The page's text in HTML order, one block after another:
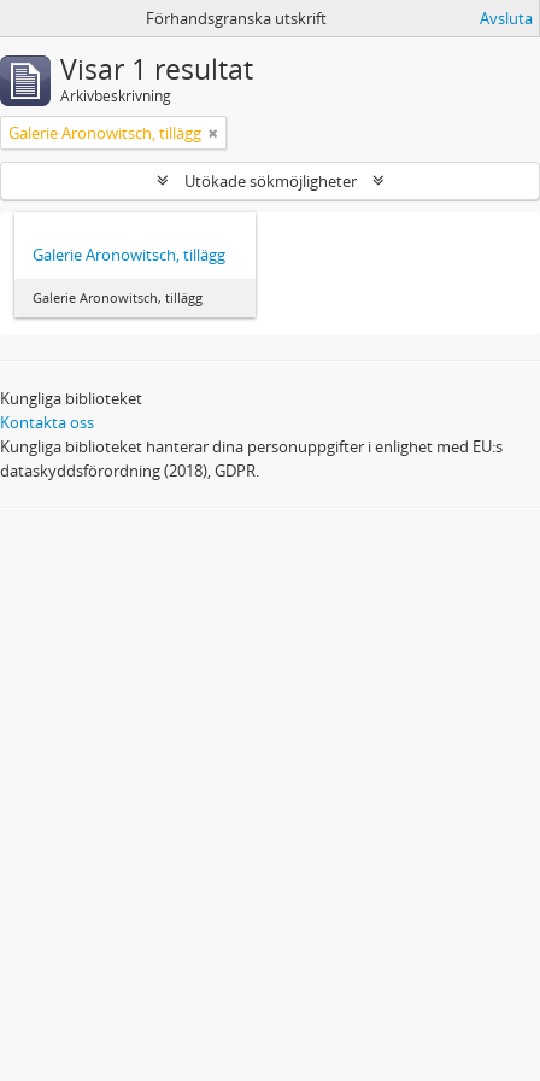
Förhandsgranska utskrift Avsluta
Visar 1 resultat
Arkivbeskrivning
Galerie Aronowitsch, tillägg
Utökade sökmöjligheter
Galerie Aronowitsch, tillägg
Galerie Aronowitsch, tillägg
Kungliga biblioteket
Kontakta oss
Kungliga biblioteket hanterar dina personuppgifter i enlighet med EU:s
dataskyddsförordning (2018), GDPR.